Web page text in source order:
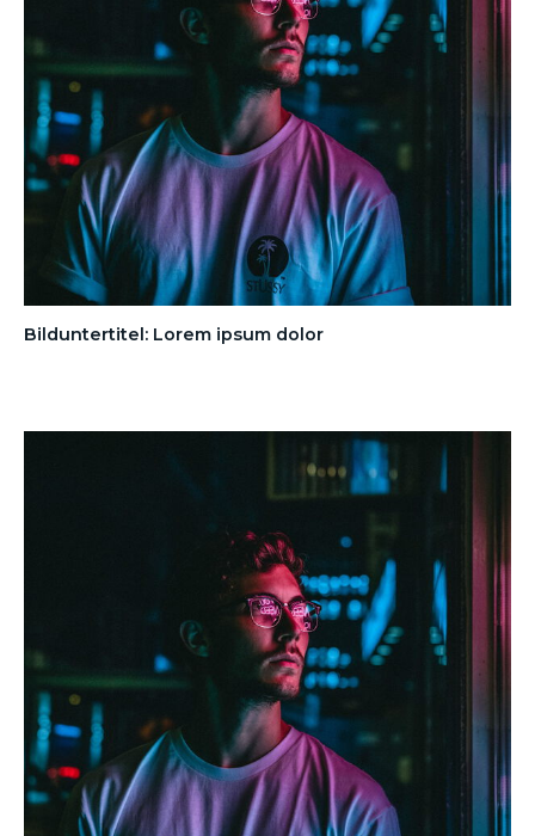
Bilduntertitel: Lorem ipsum dolor